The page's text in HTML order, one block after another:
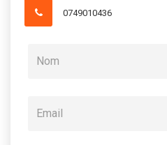
0749010436